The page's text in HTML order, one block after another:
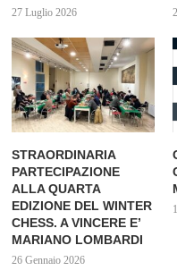
27 Luglio 2026
STRAORDINARIA
PARTECIPAZIONE
ALLA QUARTA
EDIZIONE DEL WINTER
CHESS. A VINCERE E’
MARIANO LOMBARDI
26 Gennaio 2026